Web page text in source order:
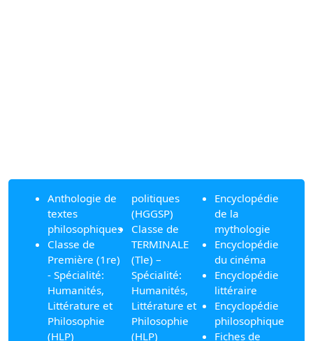
Anthologie de
textes
philosophiques
Classe de
Première (1re)
- Spécialité:
Humanités,
Littérature et
Philosophie
(HLP)
politiques
(HGGSP)
Classe de
TERMINALE
(Tle) –
Spécialité:
Humanités,
Littérature et
Philosophie
(HLP)
Encyclopédie
de la
mythologie
Encyclopédie
du cinéma
Encyclopédie
littéraire
Encyclopédie
philosophique
Fiches de